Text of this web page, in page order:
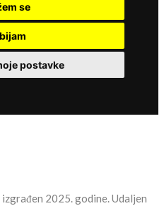
se
postavke
2025. godine. Udaljen